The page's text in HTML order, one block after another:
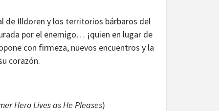
de Illdoren y los territorios bárbaros del
por el enemigo… ¡quien en lugar de
con firmeza, nuevos encuentros y la
corazón.
Hero Lives as He Pleases)